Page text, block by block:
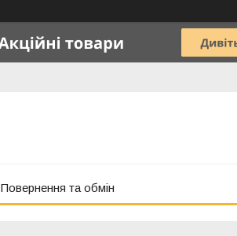
Повернення та обмін